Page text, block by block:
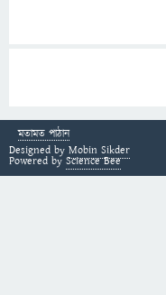
মতামত পাঠান
Designed by Mobin Sikder
Powered by Science Bee